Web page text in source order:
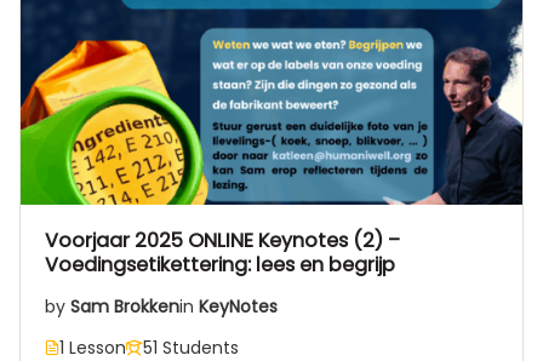
Voorjaar 2025 ONLINE Keynotes (2) –
Voedingsetikettering: lees en begrijp
by Sam Brokkenin KeyNotes
1 Lesson
51 Students